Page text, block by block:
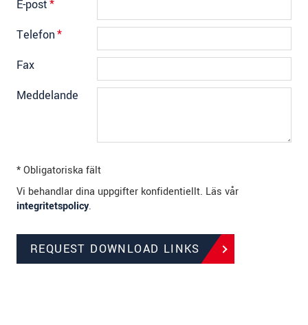
E-post*
Telefon*
Fax
Meddelande
* Obligatoriska fält
Vi behandlar dina uppgifter konfidentiellt. Läs vår
integritetspolicy.
REQUEST DOWNLOAD LINKS